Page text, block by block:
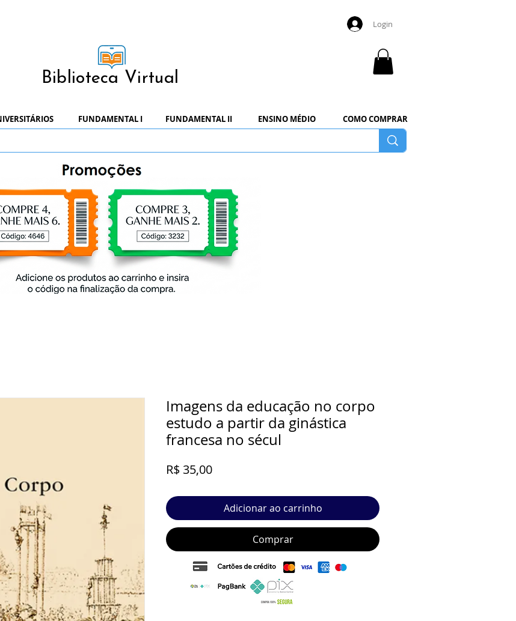
Login
Biblioteca Virtual
FUNDAMENTAL I FUNDAMENTAL II ENSINO MÉDIO COMO COMPRAR
Imagens da educação no corpo
estudo a partir da ginástica
francesa no sécul
R$ 35,00Preço
Adicionar ao carrinho
Comprar